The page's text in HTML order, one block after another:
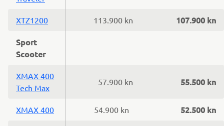
XTZ1200 113.900 kn
107.900 kn
Sport
Scooter
XMAX 400
Tech Max
57.900 kn 55.500 kn
XMAX 400 54.900 kn 52.500 kn